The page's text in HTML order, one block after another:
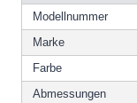
Modellnummer
Marke
Farbe
Abmessungen